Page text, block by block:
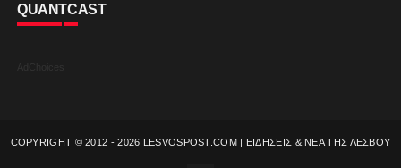
QUANTCAST
COPYRIGHT © 2012 -2026 LESVOSPOST.COM | ΕΙΔΗΣΕΙΣ & ΝΕΑ ΤΗΣ ΛΕΣΒΟΥ